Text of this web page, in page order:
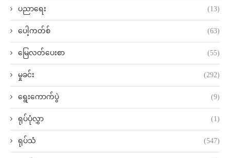
ပညာရေး (13)
ပေါ့ကတ်စ် (63)
မြေလတ်ပေးစာ (55)
မှုခင်း (292)
ရွေးကောက်ပွဲ (9)
ရုပ်ပုံလွှာ (1)
ရုပ်သံ (547)